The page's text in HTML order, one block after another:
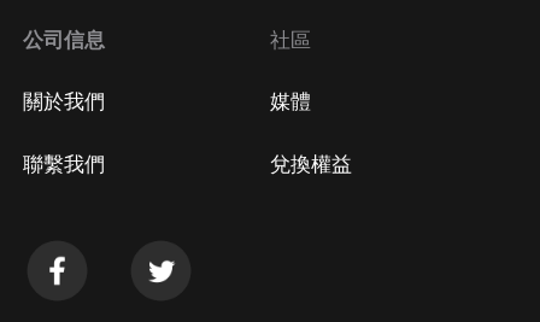
公司信息
關於我們
聯繫我們
社區
媒體
兌換權益